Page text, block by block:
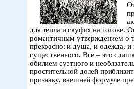
для тепла и скуфия на голове.
романтичным утверждением о
прекрасно: и душа, и одежда, и
существенного. Все – это
обилием суетного и
простительной долей
признаку, внешней формуле